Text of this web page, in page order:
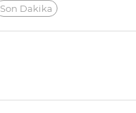
Son Dakika